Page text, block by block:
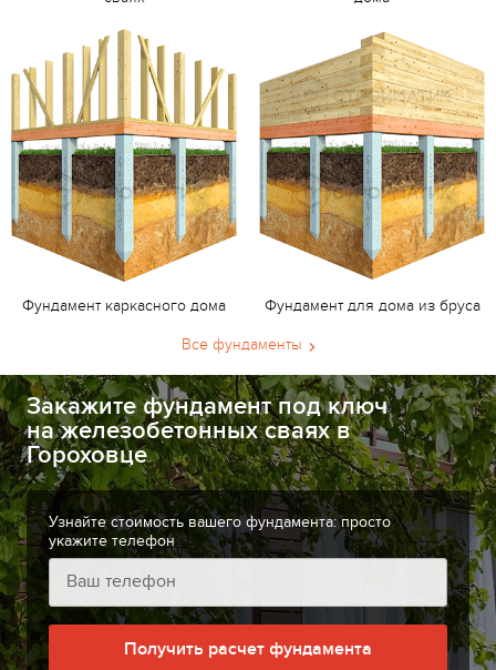
Фундамент каркасного дома Фундамент для дома из бруса
Все фундаменты
Закажите фундамент под ключ
на железобетонных сваях в
Гороховце
Узнайте стоимость вашего фундамента: просто
укажите телефон
Получить расчет фундамента